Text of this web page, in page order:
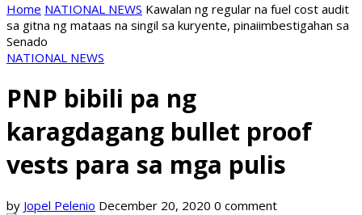
Home NATIONAL NEWS Kawalan ng regular na fuel cost audit
sa gitna ng mataas na singil sa kuryente, pinaiimbestigahan sa
Senado
NATIONAL NEWS
PNP bibili pa ng
karagdagang bullet proof
vests para sa mga pulis
by Jopel Pelenio December 20, 2020 0 comment